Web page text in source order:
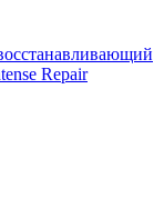
Repair